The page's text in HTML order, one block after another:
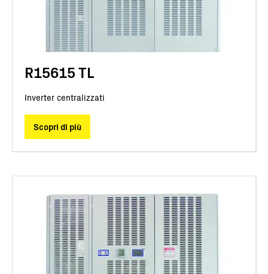
R15615 TL
Inverter centralizzati
Scopri di più